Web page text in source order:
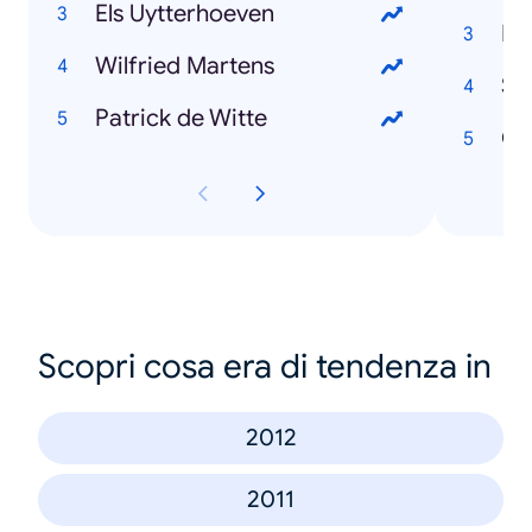
Els Uytterhoeven
Wilfried Martens
Patrick de Witte
Scopri cosa era di tendenza in
2012
2011